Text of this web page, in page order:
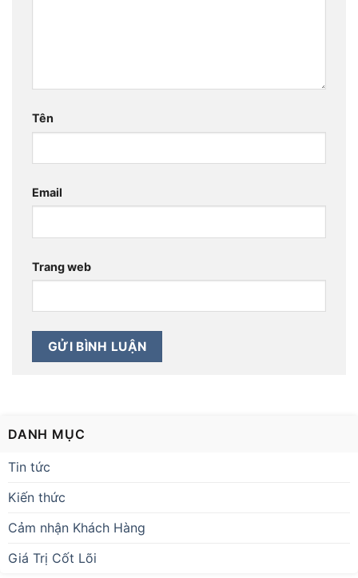
Tên
Email
Trang web
DANH MỤC
Tin tức
Kiến thức
Cảm nhận Khách Hàng
Giá Trị Cốt Lõi